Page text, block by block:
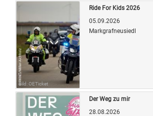
Bild: OETicket
Ride For Kids 2026
05.09.2026
Markgrafneusiedl
Der Weg zu mir
28.08.2026